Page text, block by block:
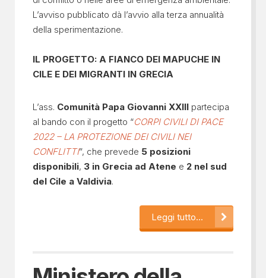
L’avviso pubblicato dà l’avvio alla terza annualità
della sperimentazione.
IL PROGETTO: A FIANCO DEI MAPUCHE IN
CILE E DEI MIGRANTI IN GRECIA
L’ass. Comunità Papa Giovanni XXIIIpartecipa
al bando con il progetto “CORPI CIVILI DI PACE
2022 – LA PROTEZIONE DEI CIVILI NEI
CONFLITTI”, che prevede 5 posizioni
disponibili, 3 in Grecia ad Atene e 2 nel sud
del Cile a Valdivia.
Leggi tutto...